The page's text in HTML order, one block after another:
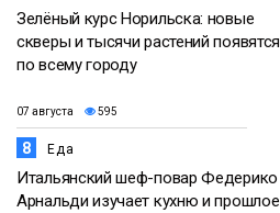
Зелёный курс Норильска: новые
скверы и тысячи растений появятся
по всему городу
07 августа 595
8 Еда
Итальянский шеф-повар Федерико
Арнальди изучает кухню и прошлое